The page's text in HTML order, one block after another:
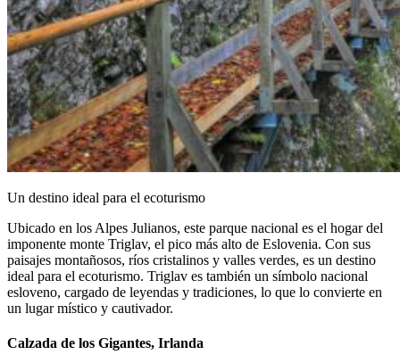
Un destino ideal para el ecoturismo
Ubicado en los Alpes Julianos, este parque nacional es el hogar del
imponente monte Triglav, el pico más alto de Eslovenia. Con sus
paisajes montañosos, ríos cristalinos y valles verdes, es un destino
ideal para el ecoturismo. Triglav es también un símbolo nacional
esloveno, cargado de leyendas y tradiciones, lo que lo convierte en
un lugar místico y cautivador.
Calzada de los Gigantes, Irlanda